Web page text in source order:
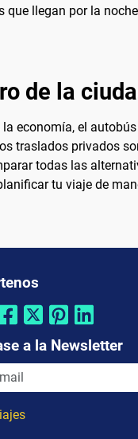
llegan por la
de la
economía, el
traslados privados
todas las
tu viaje de
a la Newsletter